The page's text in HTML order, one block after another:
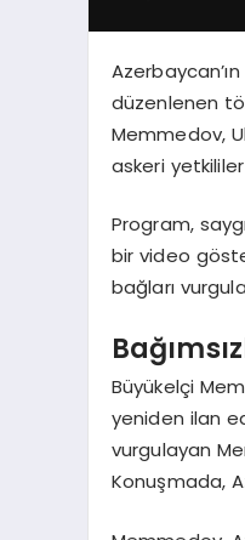
düzenlenen
Memmedov,
askeri yetkililer
Program,
bir video
bağları
Büyükelçi
yeniden ilan
vurgulayan
Konuşmada,